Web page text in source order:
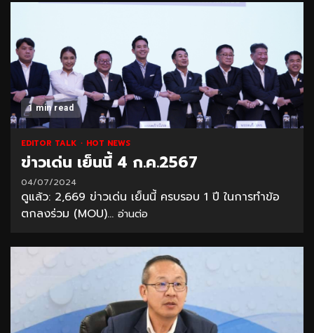
1 min read
EDITOR TALK HOT NEWS
ข่าวเด่น เย็นนี้ 4 ก.ค.2567
04/07/2024
ดูแล้ว: 2,669 ข่าวเด่น เย็นนี้ ครบรอบ 1 ปี ในการทำข้อ
ตกลงร่วม (MOU)... อ่านต่อ